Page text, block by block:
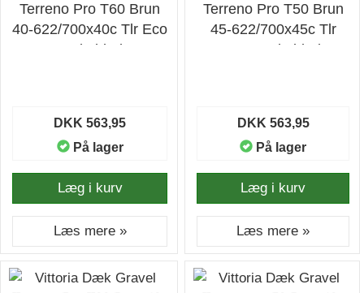
Terreno Pro T60 Brun
40-622/700x40c Tlr Eco
- Cykeldæk
DKK 563,95
På lager
Læg i kurv
Læs mere »
Terreno Pro T50 Brun
45-622/700x45c Tlr
Eco - Cykeldæk
DKK 563,95
På lager
Læg i kurv
Læs mere »